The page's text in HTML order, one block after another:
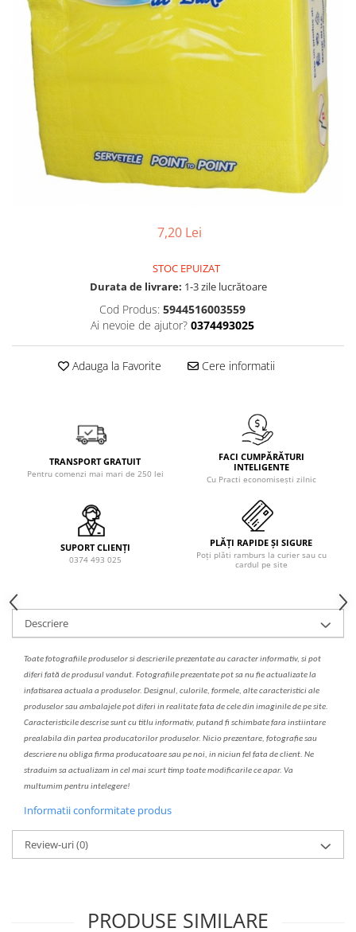
Detergent pardoseala
Detergent toaleta
Echipamente de curăţenie
Folie aluminiu,folie alimentara
Galeata mop
Hartie igienica
Insecticide
Lavete de curatare
Solutie de indepartat rugina si
Indepartarea parului
Ingrijirea buzei
Lotiune de corp
Pachete de cadouri
Parfum
Pasta de dinti
Pensula machiaj
Tratament pentru par, conditioner
pentru par, masca de par
7,20 Lei
STOC EPUIZAT
Durata de livrare: 1-3 zile lucrătoare
Cod Produs: 5944516003559
Ai nevoie de ajutor? 0374493025
Adauga la Favorite Cere informatii
TRANSPORT GRATUIT
Pentru comenzi mai mari de 250 lei
FACI CUMPĂRĂTURI
INTELIGENTE
Cu Practi economisești zilnic
SUPORT CLIENȚI
0374 493 025
PLĂȚI RAPIDE ȘI SIGURE
Poți plăti ramburs la curier sau cu
cardul pe site
Descriere
Toate fotografiile produselorsidescrierileprezentate au caracter informativ, si pot
diferi fată de produsul vandut. Fotografiile prezentate pot sa nu fie actualizate la
infatisarea actuala a produselor. Designul, culorile, formele, alte caracteristici ale
produselor sau ambalajele pot diferi in realitate fata de cele din imaginile de pe site.
Caracteristicile descrise sunt cu titlu informativ, putand fi schimbate fara instiintare
prealabila din partea producatorilor produselor. Nicio prezentare, fotografie sau
descriere nu obliga firma producatoare sau pe noi, in niciun fel fata de client. Ne
straduim sa actualizam in cel mai scurt timp toate modificarile ce apar. Va
multumim pentru intelegere!
Informatii conformitate produs
Review-uri(0)
PRODUSE SIMILARE